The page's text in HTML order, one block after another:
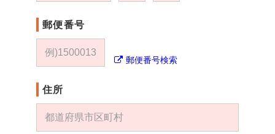
郵便番号
郵便番号検索
住所